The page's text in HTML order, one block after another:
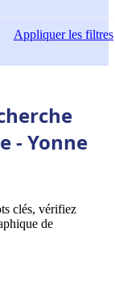
Appliquerles filtres
- Yonne
clés, vérifiez
de